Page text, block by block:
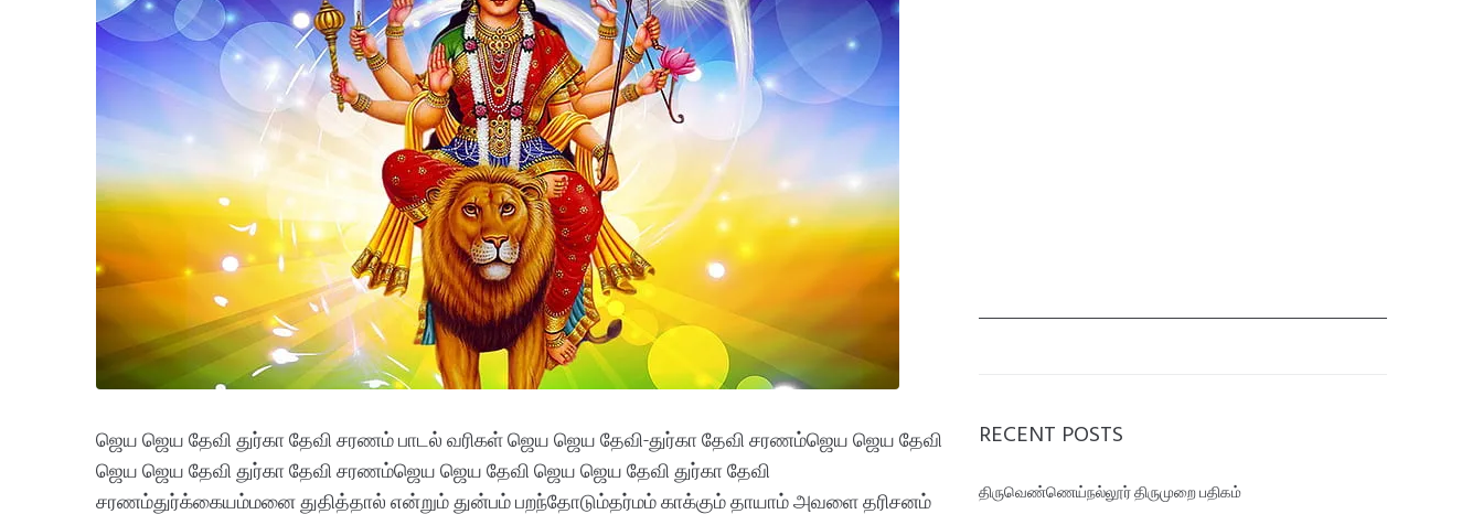
ஜெய ஜெய தேவி துர்கா தேவி சரணம் பாடல் வரிகள் ஜெய ஜெய தேவி-துர்கா தேவி சரணம்ஜெய ஜெய தேவி
ஜெய ஜெய தேவி துர்கா தேவி சரணம்ஜெய ஜெய தேவி ஜெய ஜெய தேவி துர்கா தேவி
சரணம்துர்க்கையம்மனை துதித்தால் என்றும் துன்பம் பறந்தோடும்தர்மம் காக்கும் தாயாம் அவளை தரிசனம்
RECENT POSTS
திருவெண்ணெய்நல்லூர் திருமுறை பதிகம்